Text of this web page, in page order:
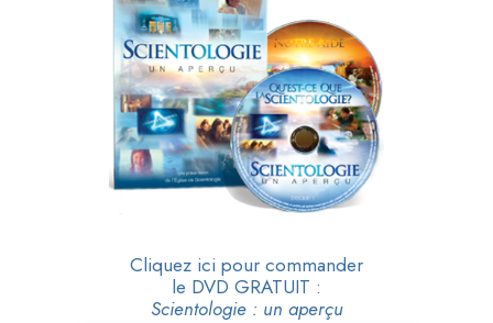
Cliquez ici pour commander
le DVD GRATUIT :
Scientologie : un aperçu